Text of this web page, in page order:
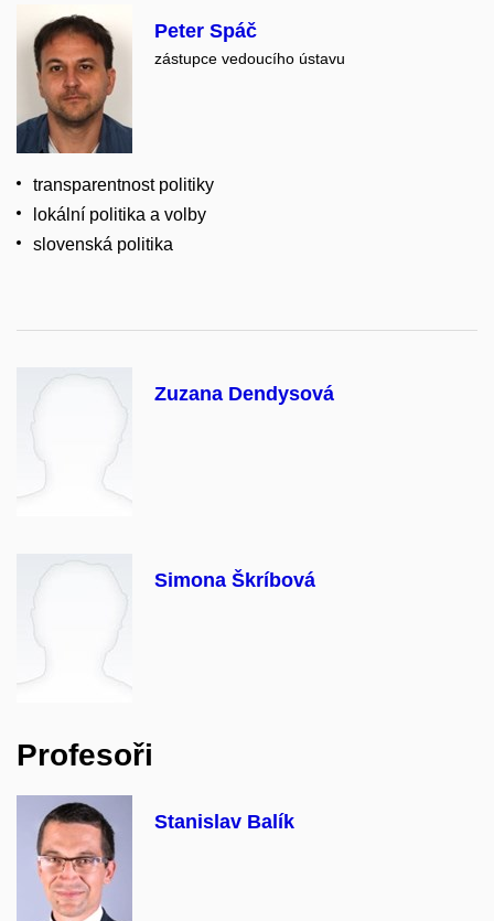
Peter Spáč
zástupce vedoucího ústavu
transparentnost politiky
lokální politika a volby
slovenská politika
Zuzana Dendysová
Simona Škríbová
Profesoři
Stanislav Balík